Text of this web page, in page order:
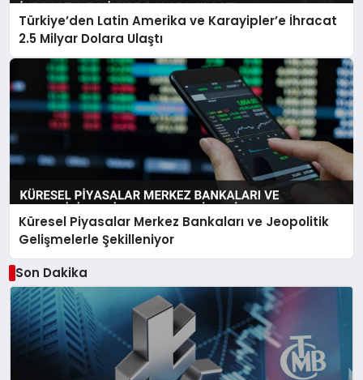
Türkiye’den Latin Amerika ve Karayipler’e İhracat
2.5 Milyar Dolara Ulaştı
Küresel Piyasalar Merkez Bankaları ve Jeopolitik
Gelişmelerle Şekilleniyor
Son Dakika